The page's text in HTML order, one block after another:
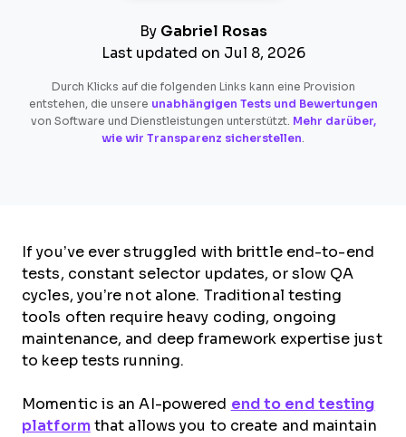
By Gabriel Rosas
Last updated on Jul 8, 2026
Durch Klicks auf die folgenden Links kann eine Provision
entstehen, die unsere unabhängigen Tests und Bewertungen
von Software und Dienstleistungen unterstützt. Mehr darüber,
wie wir Transparenz sicherstellen.
If you’ve ever struggled with brittle end-to-end
tests, constant selector updates, or slow QA
cycles, you’re not alone. Traditional testing
tools often require heavy coding, ongoing
maintenance, and deep framework expertise just
to keep tests running.
Momentic is an AI-powered end to end testing
platformthat allows you to create and maintain